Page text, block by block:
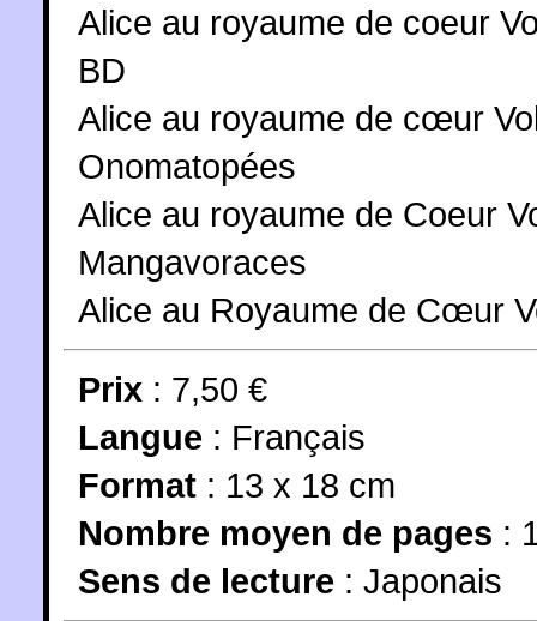
Alice au royaume de coeur
BD
Alice au royaume de cœur
Onomatopées
Alice au royaume de Coeur
Mangavoraces
Alice au Royaume de Cœur
Prix : 7,50 €
Langue : Français
Format : 13 x 18 cm
Nombre moyen de pages :
Sens de lecture : Japonais